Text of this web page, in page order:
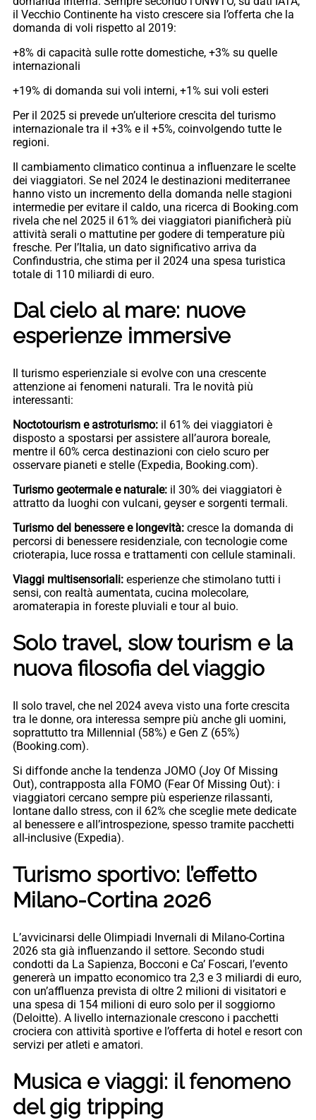
il Vecchio Continente ha visto crescere sia l’offerta che la
domanda di voli rispetto al 2019:
+8% di capacità sulle rotte domestiche, +3% su quelle
internazionali
+19% di domanda sui voli interni, +1% sui voli esteri
Per il 2025 si prevede un’ulteriore crescita del turismo
internazionale tra il +3% e il +5%, coinvolgendo tutte le
regioni.
Il cambiamento climatico continua a influenzare le scelte
dei viaggiatori. Se nel 2024 le destinazioni mediterranee
hanno visto un incremento della domanda nelle stagioni
intermedie per evitare il caldo, una ricerca di Booking.com
rivela che nel 2025 il 61% dei viaggiatori pianificherà più
attività serali o mattutine per godere di temperature più
fresche. Per l’Italia, un dato significativo arriva da
Confindustria, che stima per il 2024 una spesa turistica
totale di 110 miliardi di euro.
Dal cielo al mare: nuove
esperienze immersive
Il turismo esperienziale si evolve con una crescente
attenzione ai fenomeni naturali. Tra le novità più
interessanti:
Noctotourism e astroturismo: il 61% dei viaggiatori è
disposto a spostarsi per assistere all’aurora boreale,
mentre il 60% cerca destinazioni con cielo scuro per
osservare pianeti e stelle (Expedia, Booking.com).
Turismo geotermale e naturale: il 30% dei viaggiatori è
attratto da luoghi con vulcani, geyser e sorgenti termali.
Turismo del benessere e longevità: cresce la domanda di
percorsi di benessere residenziale, con tecnologie come
crioterapia, luce rossa e trattamenti con cellule staminali.
Viaggi multisensoriali: esperienze che stimolano tutti i
sensi, con realtà aumentata, cucina molecolare,
aromaterapia in foreste pluviali e tour al buio.
Solo travel, slow tourism e la
nuova filosofia del viaggio
Il solo travel, che nel 2024 aveva visto una forte crescita
tra le donne, ora interessa sempre più anche gli uomini,
soprattutto tra Millennial (58%) e Gen Z (65%)
(Booking.com).
Si diffonde anche la tendenza JOMO (Joy Of Missing
Out), contrapposta alla FOMO (Fear Of Missing Out): i
viaggiatori cercano sempre più esperienze rilassanti,
lontane dallo stress, con il 62% che sceglie mete dedicate
al benessere e all’introspezione, spesso tramite pacchetti
all-inclusive (Expedia).
Turismo sportivo: l’effetto
Milano-Cortina 2026
L’avvicinarsi delle Olimpiadi Invernali di Milano-Cortina
2026 sta già influenzando il settore. Secondo studi
condotti da La Sapienza, Bocconi e Ca’ Foscari, l’evento
genererà un impatto economico tra 2,3 e 3 miliardi di euro,
con un’affluenza prevista di oltre 2 milioni di visitatori e
una spesa di 154 milioni di euro solo per il soggiorno
(Deloitte). A livello internazionale crescono i pacchetti
crociera con attività sportive e l’offerta di hotel e resort con
servizi per atleti e amatori.
Musica e viaggi: il fenomeno
del gig tripping